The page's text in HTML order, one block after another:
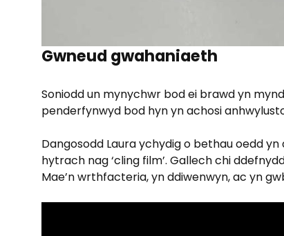
Gwneud gwahaniaeth
Soniodd un mynychwr bod ei brawd yn
penderfynwyd bod hyn yn achosi
Dangosodd Laura ychydig o bethau oedd
hytrach nag ‘cling film’. Gallech chi
Mae’n wrthfacteria, yn ddiwenwyn, ac yn